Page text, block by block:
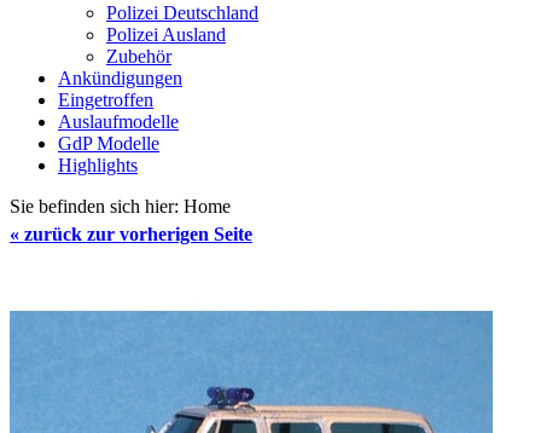
Polizei Deutschland
Polizei Ausland
Zubehör
Ankündigungen
Eingetroffen
Auslaufmodelle
GdP Modelle
Highlights
Sie befinden sich hier: Home
« zurück zur vorherigen Seite